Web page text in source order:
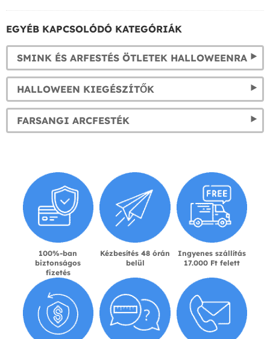
EGYÉB KAPCSOLÓDÓ KATEGÓRIÁK
SMINK ÉS ARFESTÉS ÖTLETEK HALLOWEENRA
HALLOWEEN KIEGÉSZÍTŐK
FARSANGI ARCFESTÉK
100%-ban
biztonságos
fizetés
Kézbesítés 48 órán
belül
Ingyenes szállítás
17.000 Ft felett